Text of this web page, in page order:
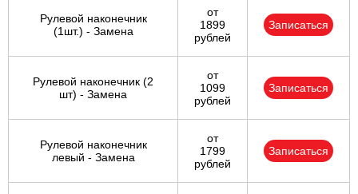
Рулевой наконечник
(1шт.) - Замена
от
1899
рублей
Записаться
Рулевой наконечник (2
шт) - Замена
от
1099
рублей
Записаться
Рулевой наконечник
левый - Замена
от
1799
рублей
Записаться